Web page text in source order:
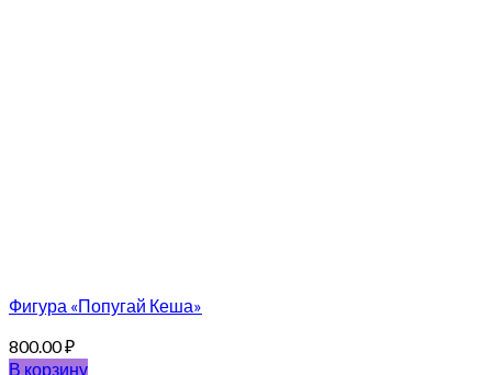
Фигура «Попугай Кеша»
800.00₽
В корзину